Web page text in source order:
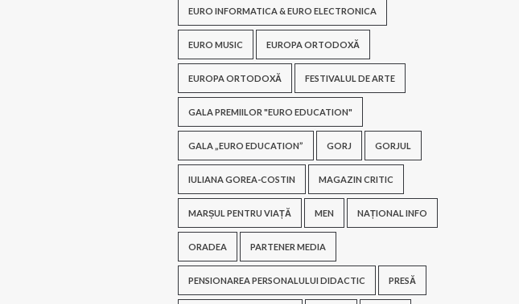
EURO INFORMATICA & EURO ELECTRONICA
EURO MUSIC EUROPA ORTODOXĂ
EUROPA ORTODOXĂ FESTIVALUL DE ARTE
GALA PREMIILOR "EURO EDUCATION"
GALA „EURO EDUCATION” GORJ GORJUL
IULIANA GOREA-COSTIN MAGAZIN CRITIC
MARȘUL PENTRU VIAȚĂ MEN NAȚIONAL INFO
ORADEA PARTENER MEDIA
PENSIONAREA PERSONALULUI DIDACTIC PRESĂ